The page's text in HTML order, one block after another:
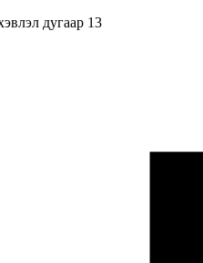
дугаар 13